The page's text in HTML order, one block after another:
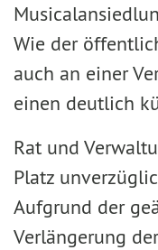
Wie der
auch an einer
einen deutlich
Rat und
Platz
Aufgrund der
Verlängerung